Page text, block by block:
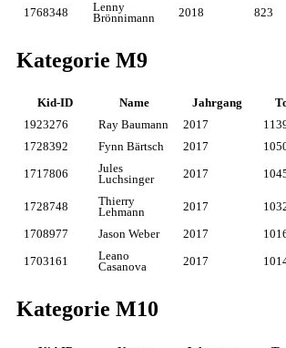
1768348
Lenny
Brönnimann
2018 823
Kategorie M9
Kid-ID Name Jahrgang
1923276
Ray Baumann 2017
1728392
Fynn Bärtsch 2017
1717806
Jules
Luchsinger
2017
1728748
Thierry
Lehmann
2017
1708977 Jason Weber 2017
1703161
Leano
Casanova
2017
Kategorie M10